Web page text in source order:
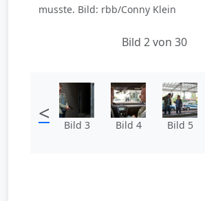
musste. Bild: rbb/Conny Klein
Bild 2 von 30
< Bild 3 Bild 4 Bild 5